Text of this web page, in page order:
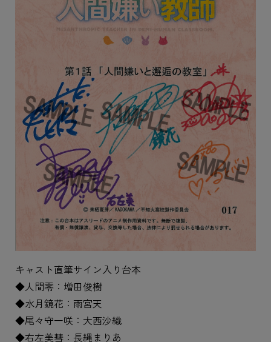
キャスト直筆サイン入り台本
◆人間零：増田俊樹
◆水月鏡花：雨宮天
◆尾々守一咲：大西沙織
◆右左美彗：長縄まりあ